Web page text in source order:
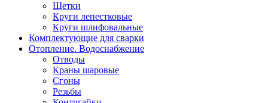
Щетки
Круги лепестковые
Круги шлифовальные
Комплектующие для сварки
Отопление. Водоснабжение
Отводы
Краны шаровые
Сгоны
Резьбы